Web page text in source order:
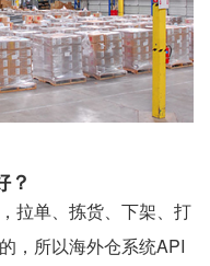
？
拉单、拣货、下架、打
，所以海外仓系统API